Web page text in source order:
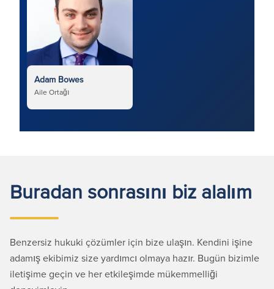
Adam Bowes
Aile Ortağı
Buradan sonrasını biz alalım
Benzersiz hukuki çözümler için bize ulaşın. Kendini işine
adamış ekibimiz size yardımcı olmaya hazır. Bugün bizimle
iletişime geçin ve her etkileşimde mükemmelliği